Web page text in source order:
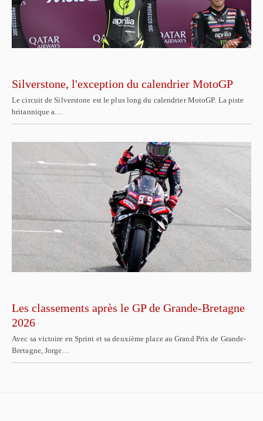
Silverstone, l'exception du calendrier MotoGP
Le circuit de Silverstone est le plus long du calendrier MotoGP. La piste
britannique a…
Les classements après le GP de Grande-Bretagne
2026
Avec sa victoire en Sprint et sa deuxième place au Grand Prix de Grande-
Bretagne, Jorge…